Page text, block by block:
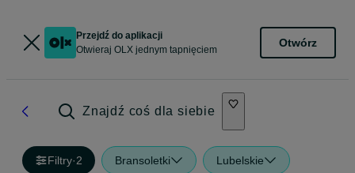
Przejdź do aplikacji
Otwieraj OLX jednym tapnięciem
Otwórz
Znajdź coś dla siebie
Filtry·2 Bransoletki Lubelskie